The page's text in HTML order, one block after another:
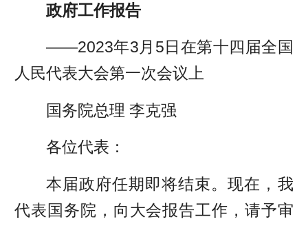
政府工作报告
——2023年3月5日在第十四届全国
人民代表大会第一次会议上
国务院总理 李克强
各位代表：
本届政府任期即将结束。现在，我
代表国务院，向大会报告工作，请予审